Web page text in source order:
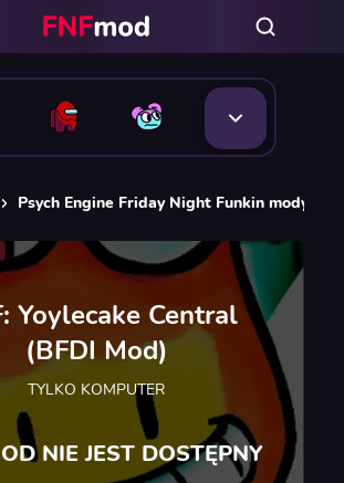
Psych Engine Friday Night Funkin mody
Yoylecake Central
(BFDI Mod)
TYLKO KOMPUTER
NIE JEST DOSTĘPNY